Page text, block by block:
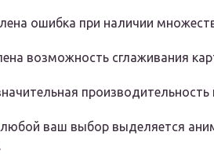
ошибка при наличии
возможность сглаживания
любой ваш выбор выделяется